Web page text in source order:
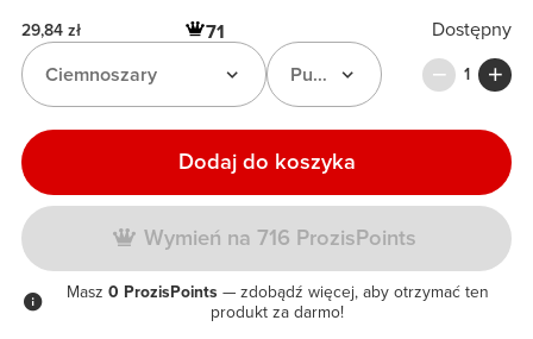
29,84 zł 71
Dostępny
Pudełko na tabletki
Ciemnoszary 1
Dodaj do koszyka
Wymień na 716 ProzisPoints
Masz 0 ProzisPoints — zdobądź więcej, aby otrzymać ten
produkt za darmo!